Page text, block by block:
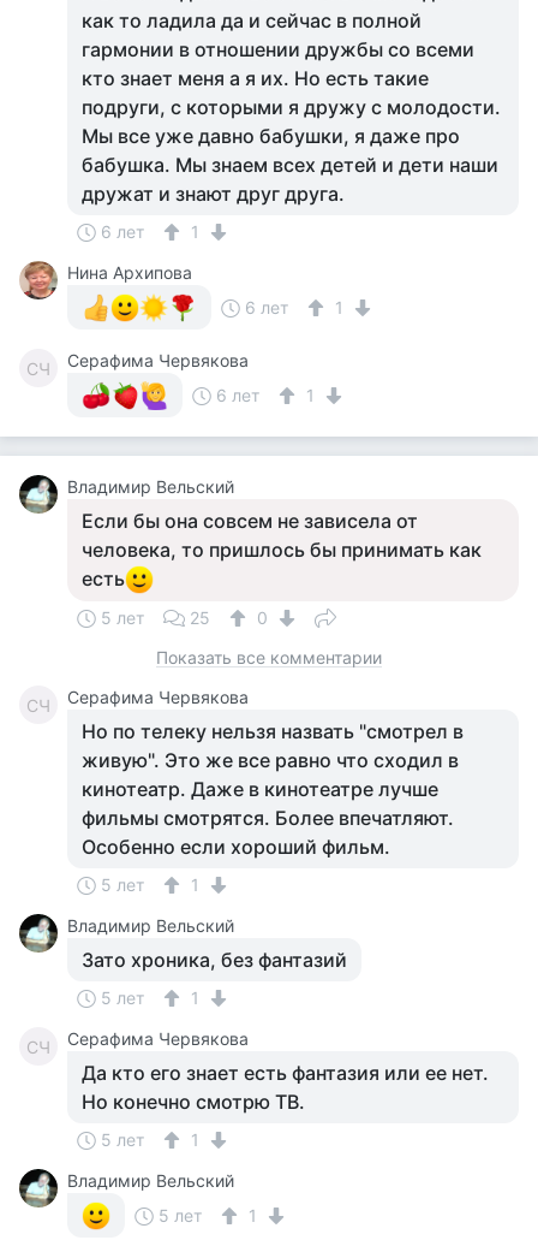
как то ладила да и сейчас в полной
гармонии в отношении дружбы со всеми
кто знает меня а я их. Но есть такие
подруги, с которыми я дружу с молодости.
Мы все уже давно бабушки, я даже про
бабушка. Мы знаем всех детей и дети наши
дружат и знают друг друга.
6 лет
1
Нина Архипова
6 лет
1
СЧ
Серафима Червякова
6 лет
1
Владимир Вельский
Если бы она совсем не зависела от
человека, то пришлось бы принимать как
есть
5 лет 25
0
Показать все комментарии
СЧ Серафима Червякова
Но по телеку нельзя назвать "смотрел в
живую". Это же все равно что сходил в
кинотеатр. Даже в кинотеатре лучше
фильмы смотрятся. Более впечатляют.
Особенно если хороший фильм.
5 лет
1
Владимир Вельский
Зато хроника, без фантазий
5 лет 1
СЧ Серафима Червякова
Да кто его знает есть фантазия или ее нет.
Но конечно смотрю ТВ.
5 лет
1
Владимир Вельский
5 лет
1